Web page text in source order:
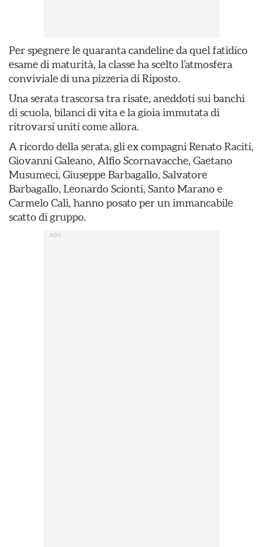
Per spegnere le quaranta candeline da quel fatidico
esame di maturità, la classe ha scelto l’atmosfera
conviviale di una pizzeria di Riposto.
Una serata trascorsa tra risate, aneddoti sui banchi
di scuola, bilanci di vita e la gioia immutata di
ritrovarsi uniti come allora.
A ricordo della serata, gli ex compagni Renato Raciti,
Giovanni Galeano, Alfio Scornavacche, Gaetano
Musumeci, Giuseppe Barbagallo, Salvatore
Barbagallo, Leonardo Scionti, Santo Marano e
Carmelo Calì, hanno posato per un immancabile
scatto di gruppo.